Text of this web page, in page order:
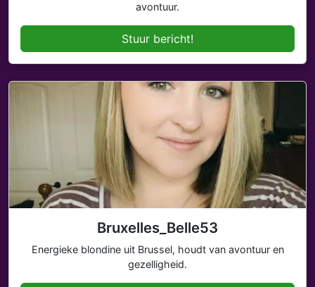
avontuur.
Stuur bericht!
Bruxelles_Belle53
Energieke blondine uit Brussel, houdt van avontuur en
gezelligheid.